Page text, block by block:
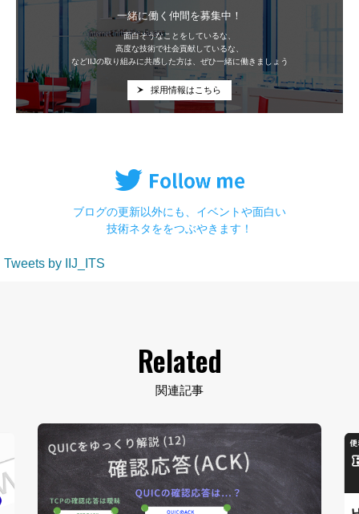
一緒に働く仲間を募集中！
面白そうなことをしているな、
高度な技術で社会貢献しているな、
などIIJの取り組みに共感した方は、ぜひ一緒に働きましょう
採用情報はこちら
ブログの更新以外にも、イベントや面白い
技術ネタををつぶやきます！
Tweets by IIJ_ITS
Related
関連記事